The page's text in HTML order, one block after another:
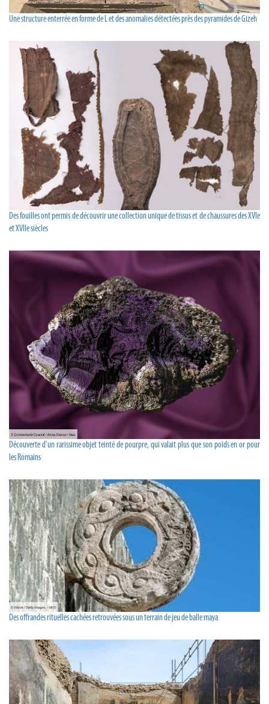
Une structure enterrée en forme de L et des anomalies détectées près des pyramides de Gizeh
Des fouilles ont permis de découvrir une collection unique de tissus et de chaussures des XVIe
et XVIIe siècles
Découverte d'un rarissime objet teinté de pourpre, qui valait plus que son poids en or pour
les Romains
Des offrandes rituelles cachées retrouvées sous un terrain de jeu de balle maya